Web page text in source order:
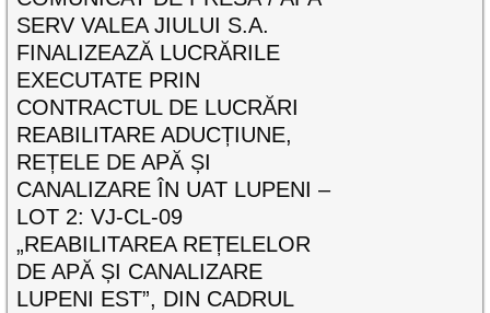
SERV VALEA JIULUI S.A.
FINALIZEAZĂ LUCRĂRILE
EXECUTATE PRIN
CONTRACTUL DE LUCRĂRI
REABILITARE ADUCȚIUNE,
REȚELE DE APĂ ȘI
CANALIZARE ÎN UAT LUPENI –
LOT 2: VJ-CL-09
„REABILITAREA REȚELELOR
DE APĂ ȘI CANALIZARE
LUPENI EST”, DIN CADRUL